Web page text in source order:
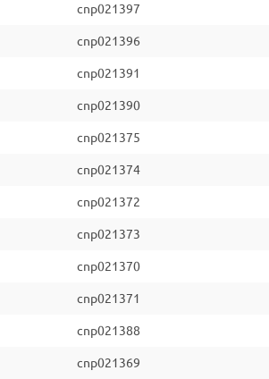
cnp021397
cnp021396
cnp021391
cnp021390
cnp021375
cnp021374
cnp021372
cnp021373
cnp021370
cnp021371
cnp021388
cnp021369